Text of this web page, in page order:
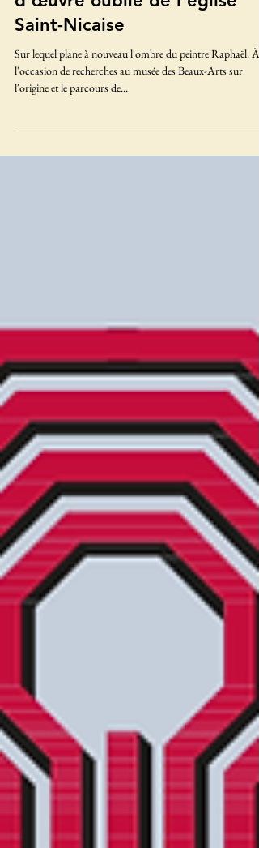
Tribulations d'un chef-
d’œuvre oublié de l'église
Saint-Nicaise
Sur lequel plane à nouveau l'ombre du peintre Raphaël. À
l'origine et le parcours de...